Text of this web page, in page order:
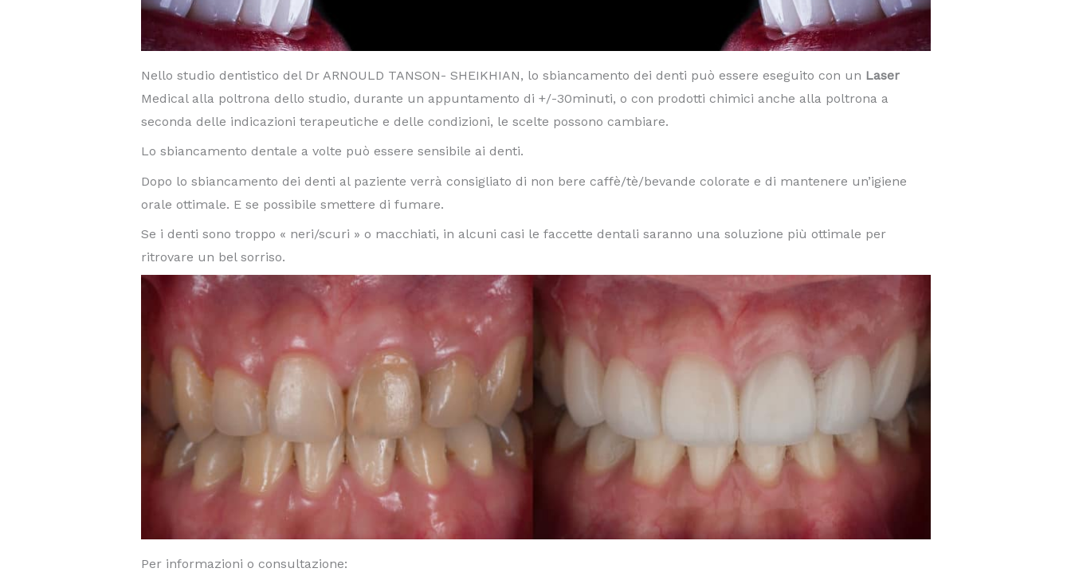
Nello studio dentistico del Dr ARNOULD TANSON- SHEIKHIAN, lo sbiancamento dei denti può essere eseguito con un Laser
Medical alla poltrona dello studio, durante un appuntamento di +/-30minuti, o con prodotti chimici anche alla poltrona a
seconda delle indicazioni terapeutiche e delle condizioni, le scelte possono cambiare.
Lo sbiancamento dentale a volte può essere sensibile ai denti.
Dopo lo sbiancamento dei denti al paziente verrà consigliato di non bere caffè/tè/bevande colorate e di mantenere un’igiene
orale ottimale. E se possibile smettere di fumare.
Se i denti sono troppo « neri/scuri » o macchiati, in alcuni casi le faccette dentali saranno una soluzione più ottimale per
ritrovare un bel sorriso.
Per informazioni o consultazione: